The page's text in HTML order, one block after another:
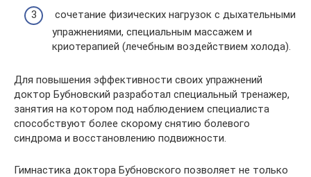
сочетание физических нагрузок с дыхательными
упражнениями, специальным массажем и
криотерапией (лечебным воздействием холода).
Для повышения эффективности своих упражнений
доктор Бубновский разработал специальный тренажер,
занятия на котором под наблюдением специалиста
способствуют более скорому снятию болевого
синдрома и восстановлению подвижности.
Гимнастика доктора Бубновского позволяет не только